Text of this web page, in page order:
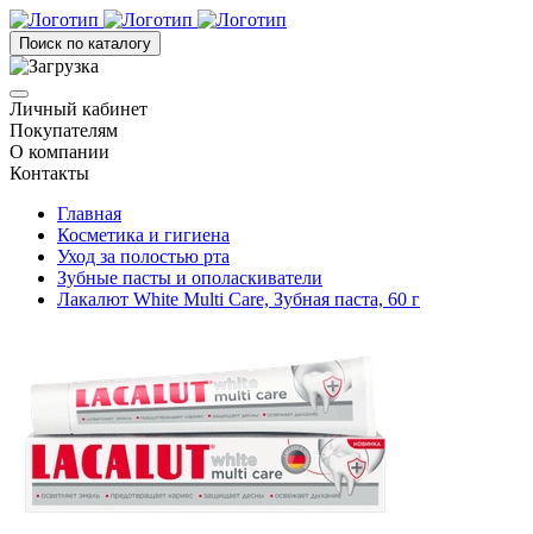
Поиск по каталогу
Личный кабинет
Покупателям
О компании
Контакты
Главная
Косметика и гигиена
Уход за полостью рта
Зубные пасты и ополаскиватели
Лакалют White Multi Care, Зубная паста, 60 г